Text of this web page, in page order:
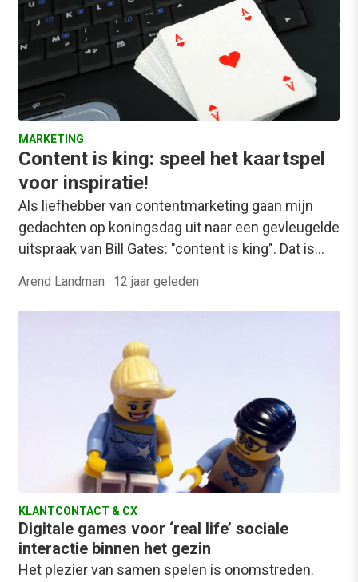
MARKETING
Content is king: speel het kaartspel
voor inspiratie!
Als liefhebber van contentmarketing gaan mijn
gedachten op koningsdag uit naar een gevleugelde
uitspraak van Bill Gates: "content is king". Dat is…
Arend Landman · 12 jaar geleden
KLANTCONTACT & CX
Digitale games voor ‘real life’ sociale
interactie binnen het gezin
Het plezier van samen spelen is onomstreden.